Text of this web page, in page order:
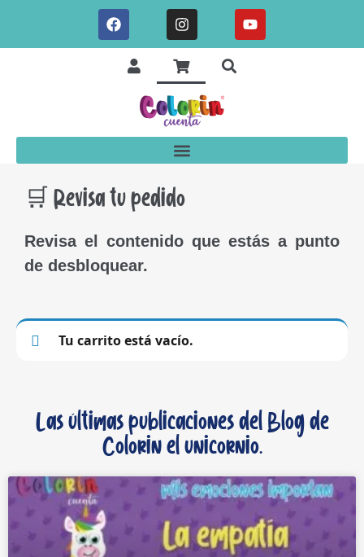
🛒 Revisa tu pedido
Revisa el contenido que estás a punto
de desbloquear.
Tu carrito está vacío.
Las últimas publicaciones del Blog de
Colorin el unicornio.